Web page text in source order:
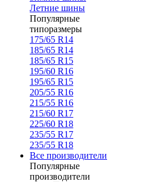
Летние шины
Популярные
типоразмеры
175/65 R14
185/65 R14
185/65 R15
195/60 R16
195/65 R15
205/55 R16
215/55 R16
215/60 R17
225/60 R18
235/55 R17
235/55 R18
Все производители
Популярные
производители